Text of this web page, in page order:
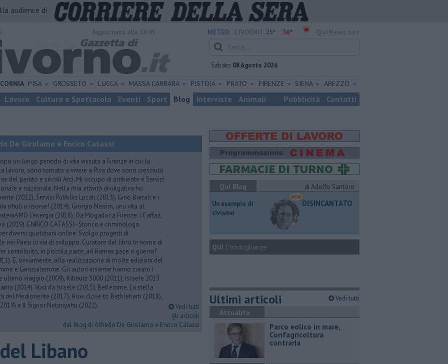
audience di
METEO: 25° 36°
Sabato 08 Agosto 2026
PISA GROSSETO LUCCA MASSA CARRARA PISTOIA PRATO FIRENZE SIENA AREZZO
Lavoro Cultura e Spettacolo Eventi Sport Blog Interviste Animali Pubblicità Contatti
De Girolamo e Enrico Catassi
un lungo periodo di vita vissuta a Firenze in cui la
lavoro, sono tornato a vivere a Pisa dove sono cresciuto
del partito e circoli Arci. Mi occupo di ambiente e Servizi
e nazionale. Nella mia attività divulgativa ho
(2012), Servizi Pubblici Locali (2013), Gino Bartali e i
rifiuti a risorse! (2014), Giorgio Nissim, una vita al
l'energia (2018), Da Mogador a Firenze: i Caffaz,
(2019). ENRICO CATASSI - Storico e criminologo
diversi quotidiani online. Svolgo progetti di
nei Paesi in via di sviluppo. Curatore del libro In nome di
contribuito, in piccola parte, ad Hamas pace o guerra?
E, ovviamente, alla realizzazione di molte edizioni del
e Gerusalemme. Gli autori insieme hanno curato i
ultimo viaggio (2009), Kibbutz 3000 (2011), Israele 2013
(2014). Voci da Israele (2015), Betlemme. La stella
del Medioriente (2017), How close to Bethlehem (2018),
e Il Signor Netanyahu (2021).
Vedi tutti
gli articoli
del blog di Alfredo De Girolamo e Enrico Catassi
Libano
Qui Blog
di Adolfo Santoro
​Un esempio di
civismo
DISINCANTATO
QUI Condoglianze
Ultimi articoli Vedi tutti
Attualità
Parco eolico in mare,
Confagricoltura
contraria